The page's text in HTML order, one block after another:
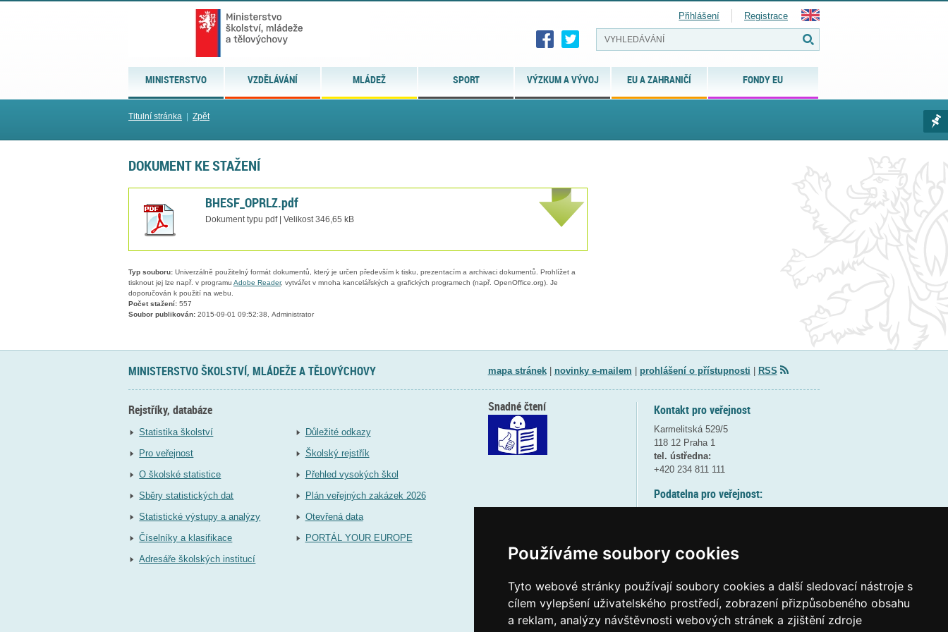
Používáme soubory cookies
Tyto webové stránky používají soubory cookies a další sledovací nástroje s
cílem vylepšení uživatelského prostředí, zobrazení přizpůsobeného obsahu
a reklam, analýzy návštěvnosti webových stránek a zjištění zdroje
MINISTERSTVO VZDĚLÁVÁNÍ MLÁDEŽ SPORT VÝZKUM A VÝVOJ EU A ZAHRANIČÍ FONDY EU
Přihlášení Registrace
Titulní stránka Zpět
DOKUMENT KE STAŽENÍ
BHESF_OPRLZ.pdf
Dokument typu pdf | Velikost 346,65 kB
Typ souboru: Univerzálně použitelný formát dokumentů, který je určen především k tisku, prezentacím a archivaci dokumentů. Prohlížet a
tisknout jej lze např. v programu Adobe Reader, vytvářet v mnoha kancelářských a grafických programech (např. OpenOffice.org). Je
doporučován k použití na webu.
Počet stažení: 557
Soubor publikován: 2015-09-01 09:52:38, Administrator
MINISTERSTVO ŠKOLSTVÍ, MLÁDEŽE A TĚLOVÝCHOVY mapa stránek| novinky e-mailem prohlášení o přístupnosti RSS
Rejstříky, databáze
Statistika školství
Pro veřejnost
O školské statistice
Sběry statistických dat
Statistické výstupy a analýzy
Číselníky a klasifikace
Adresáře školských institucí
Důležité odkazy
Školský rejstřík
Přehled vysokých škol
Plán veřejných zakázek 2026
Otevřená data
PORTÁL YOUR EUROPE
Kontakt pro veřejnost
Karmelitská 529/5
118 12 Praha 1
tel. ústředna:
+420 234 811 111
Podatelna pro veřejnost:
(více informací
Elektronická podatelna:
posta@msmtgov cz
Snadné čtení